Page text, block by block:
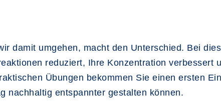
damit umgehen, macht den Unterschied. Bei
reduziert, Ihre Konzentration verbessert
Übungen bekommen Sie einen ersten
nachhaltig entspannter gestalten können.